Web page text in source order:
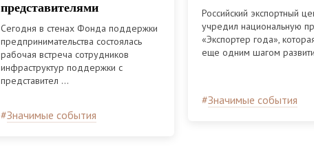
представителями
администраций
Сегодня в стенах Фонда поддержки
предпринимательства состоялась
рабочая встреча сотрудников
инфраструктур поддержки с
представител ...
#Значимые события
Российский экспортный
учредил национальную
«Экспортер года»,
еще одним шагом
#Значимые события